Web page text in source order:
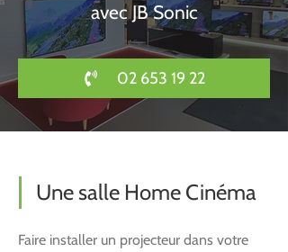
avec JB Sonic
02 653 19 22
Une salle Home Cinéma
Faire installer un projecteur dans votre